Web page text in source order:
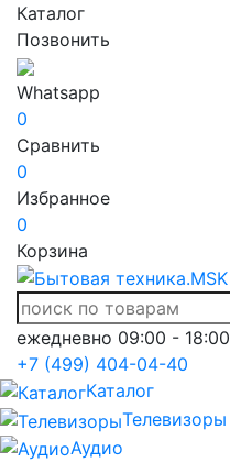
Каталог
Позвонить
Whatsapp
0
Сравнить
0
Избранное
0
Корзина
ежедневно 09:00 - 18:00
+7 (499) 404-04-40
Каталог
Телевизоры
Аудио